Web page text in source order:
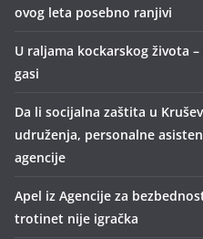
ovog leta posebno ranjivi
U raljama kockarskog života
gasi
Da li socijalna zaštita u
udruženja, personalne
agencije
Apel iz Agencije za
trotinet nije igračka